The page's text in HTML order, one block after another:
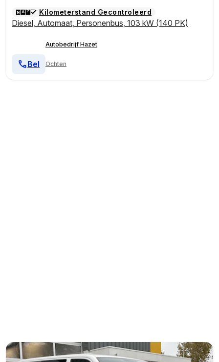
Kilometerstand Gecontroleerd
Diesel, Automaat, Personenbus, 103 kW (140 PK)
Autobedrijf Hazet
Ochten
Bel